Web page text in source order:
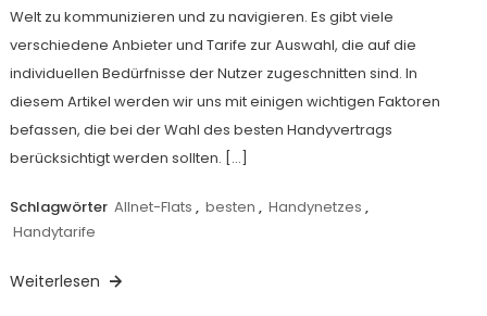
Welt zu kommunizieren und zu navigieren. Es gibt viele
verschiedene Anbieter und Tarife zur Auswahl, die auf die
individuellen Bedürfnisse der Nutzer zugeschnitten sind. In
diesem Artikel werden wir uns mit einigen wichtigen Faktoren
befassen, die bei der Wahl des besten Handyvertrags
berücksichtigt werden sollten. […]
Schlagwörter Allnet-Flats , besten , Handynetzes ,
Handytarife
Weiterlesen